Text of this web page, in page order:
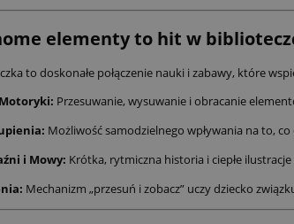
elementy to hit w
to doskonałe połączenie nauki i zabawy, które
Przesuwanie, wysuwanie i obracanie
Możliwość samodzielnego wpływania na to,
i Mowy: Krótka, rytmiczna historia i ciepłe
Mechanizm „przesuń i zobacz” uczy dziecko